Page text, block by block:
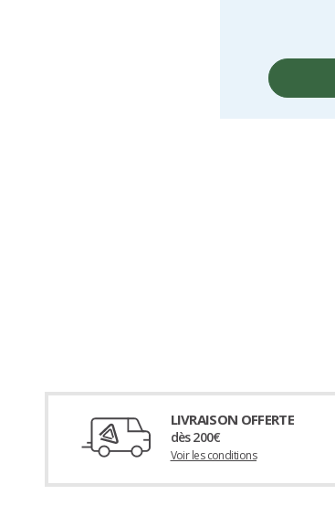
LIVRAISON OFFERTE
dès 200€
Voir les conditions